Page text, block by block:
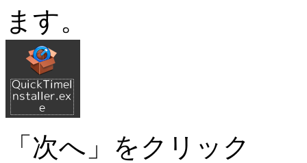
ます。
「次へ」をクリック